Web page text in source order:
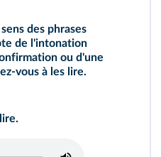
des phrases
de l'intonation
ou d'une
vous à les lire.